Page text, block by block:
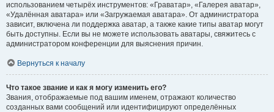
использованием четырёх инструментов: «Граватар», «Галерея аватар»,
«Удалённая аватара» или «Загружаемая аватара». От администратора
зависит, включена ли поддержка аватар, а также какие типы аватар могут
быть доступны. Если вы не можете использовать аватары, свяжитесь с
администратором конференции для выяснения причин.
Вернуться к началу
Что такое звание и как я могу изменить его?
Звания, отображаемые под вашим именем, отражают количество
созданных вами сообщений или идентифицируют определённых